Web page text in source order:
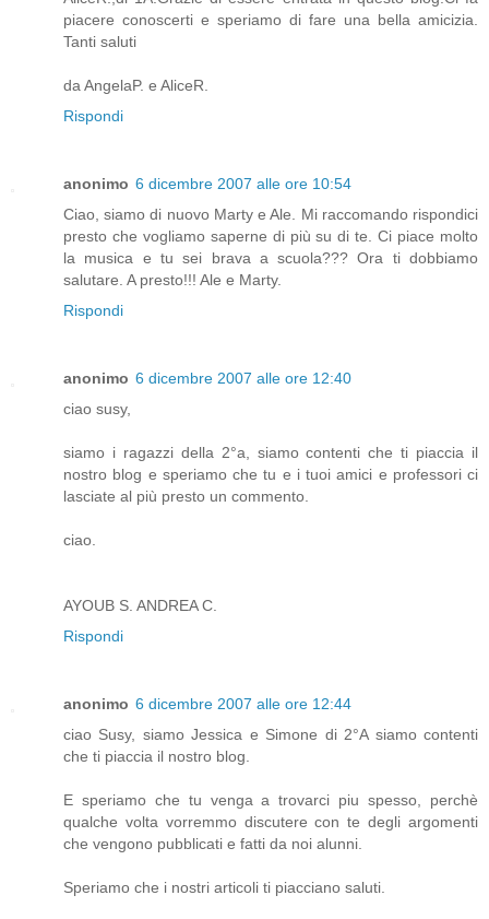
piacere conoscerti e speriamo di fare una bella amicizia.
Tanti saluti
da AngelaP. e AliceR.
Rispondi
anonimo 6 dicembre 2007 alle ore 10:54
Ciao, siamo di nuovo Marty e Ale. Mi raccomando rispondici
presto che vogliamo saperne di più su di te. Ci piace molto
la musica e tu sei brava a scuola??? Ora ti dobbiamo
salutare. A presto!!! Ale e Marty.
Rispondi
anonimo 6 dicembre 2007 alle ore 12:40
ciao susy,
siamo i ragazzi della 2°a, siamo contenti che ti piaccia il
nostro blog e speriamo che tu e i tuoi amici e professori ci
lasciate al più presto un commento.
ciao.
AYOUB S. ANDREA C.
Rispondi
anonimo 6 dicembre 2007 alle ore 12:44
ciao Susy, siamo Jessica e Simone di 2°A siamo contenti
che ti piaccia il nostro blog.
E speriamo che tu venga a trovarci piu spesso, perchè
qualche volta vorremmo discutere con te degli argomenti
che vengono pubblicati e fatti da noi alunni.
Speriamo che i nostri articoli ti piacciano saluti.